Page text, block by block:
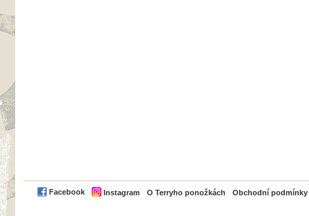
Facebook Instagram O Terryho ponožkách Obchodní podmínky
PayPal